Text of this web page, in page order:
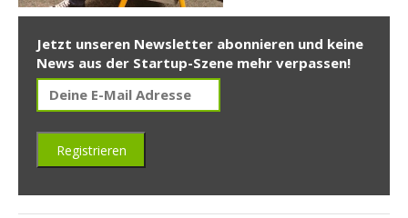
Jetzt unseren Newsletter abonnieren und keine
News aus der Startup-Szene mehr verpassen!